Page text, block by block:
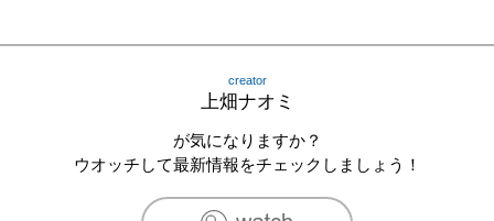
creator
上畑ナオミ
が気になりますか？
ウオッチして最新情報をチェックしましょう！